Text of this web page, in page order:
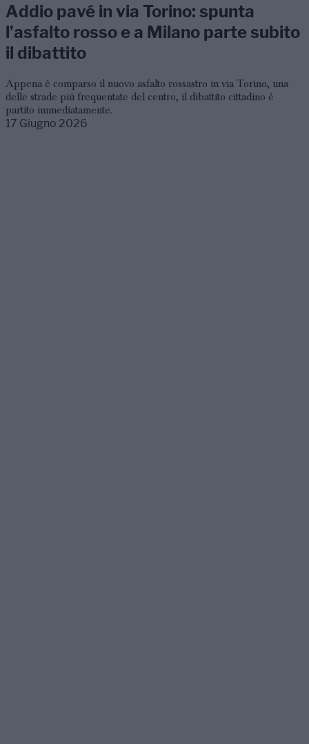
Addio pavé in via Torino: spunta
l’asfalto rosso e a Milano parte subito
il dibattito
Appena è comparso il nuovo asfalto rossastro in via Torino, una
delle strade più frequentate del centro, il dibattito cittadino è
partito immediatamente.
17 Giugno 2026